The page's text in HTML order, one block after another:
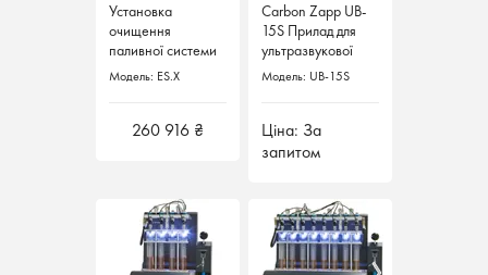
Установка
очищення
паливної системи
бензин / дизель
Модель: ES.X
260 916 ₴
Установка
очищення
паливної системи
бензин / дизель
Модель: ES.X
260 916 ₴
Carbon Zapp UB-
15S Прилад для
ультразвукової
чистки форсунок
Модель: UB-15S
Ціна: За
запитом